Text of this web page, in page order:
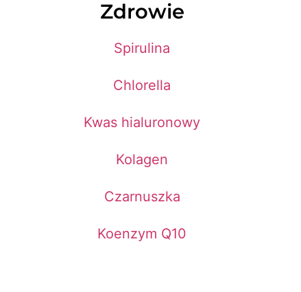
Zdrowie
Spirulina
Chlorella
Kwas hialuronowy
Kolagen
Czarnuszka
Koenzym Q10